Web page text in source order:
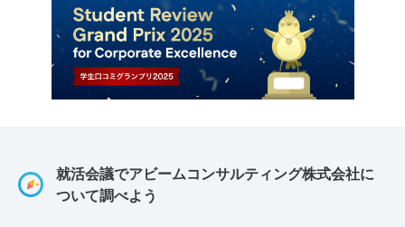
就活会議でアビームコンサルティング株式会社に
ついて調べよう